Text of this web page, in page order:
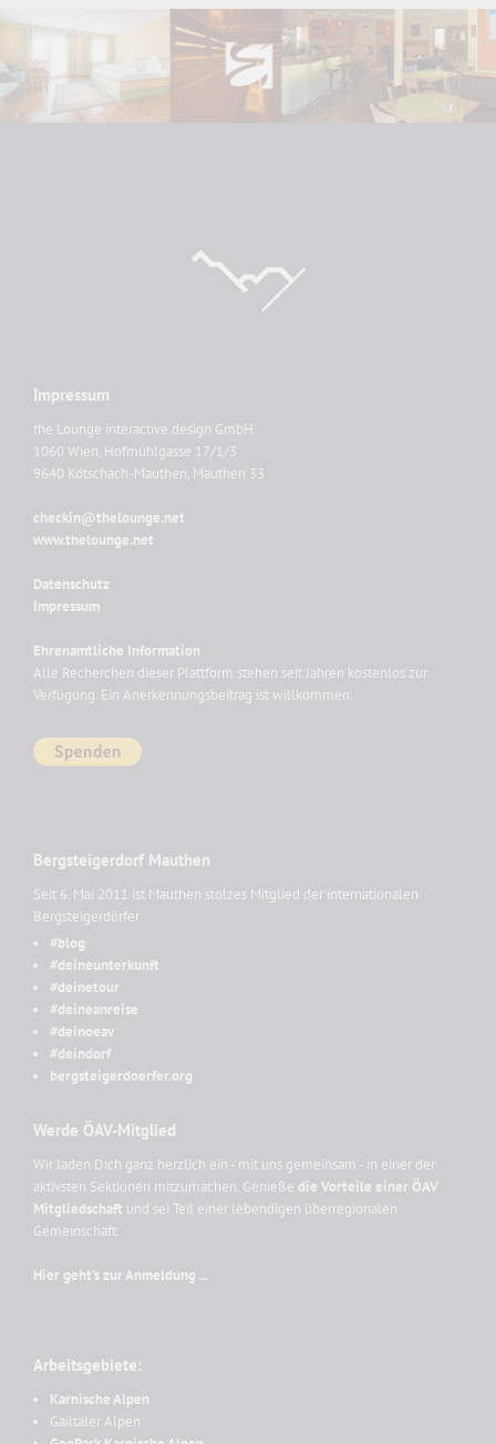
Impressum
the Lounge interactive design GmbH
1060 Wien, Hofmühlgasse 17/1/3
9640 Kötschach-Mauthen, Mauthen 33
checkin@thelounge.net
www.thelounge.net
Datenschutz
Impressum
Ehrenamtliche Information
Alle Recherchen dieser Plattform stehen seit Jahren kostenlos zur
Verfügung. Ein Anerkennungsbeitrag ist willkommen.
Bergsteigerdorf Mauthen
Seit 6. Mai 2011 ist Mauthen stolzes Mitglied der internationalen
Bergsteigerdörfer
#blog
#deineunterkunft
#deinetour
#deineanreise
#deinoeav
#deindorf
bergsteigerdoerfer.org
Werde ÖAV-Mitglied
Wir laden Dich ganz herzlich ein - mit uns gemeinsam - in einer der
aktivsten Sektionen mitzumachen. Genieße die Vorteile einer ÖAV
Mitgliedschaft und sei Teil einer lebendigen überregionalen
Gemeinschaft.
Hier geht's zur Anmeldung ...
Arbeitsgebiete:
Karnische Alpen
Gailtaler Alpen